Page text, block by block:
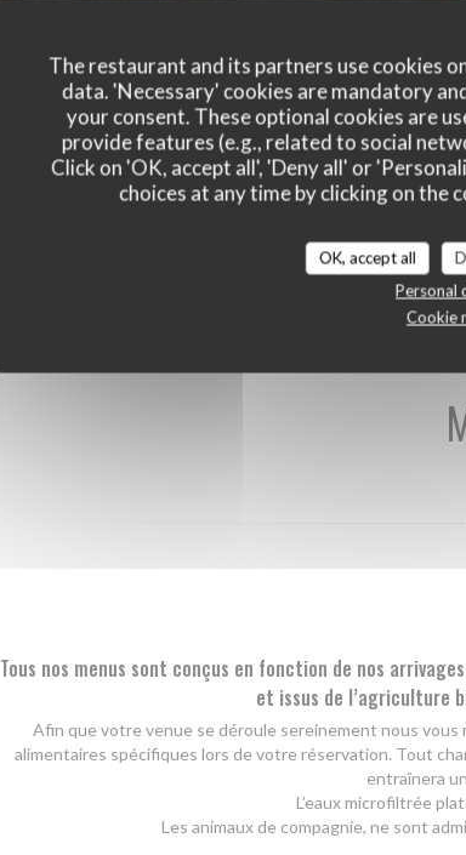
The restaurant and its partners use cookies
data. 'Necessary' cookies are mandatory
your consent. These optional cookies are
provide features (e.g., related to social
Click on 'OK, accept all', 'Deny all' or
choices at any time by clicking on
OK, accept all
Personal
Cookie
Menus Une nuit dans
Tous nos menus sont conçus en fonction de nos
et issus de l’agriculture
Afin que votre venue se déroule sereinement nous
alimentaires spécifiques lors de votre réservation. Tout
entraînera
L’eaux microfiltrée
Les animaux de compagnie, ne sont